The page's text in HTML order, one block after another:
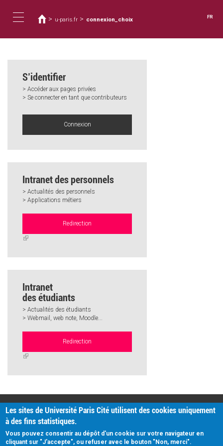
contenu
navigation
êtes
ici
> u-paris.fr > connexion_choix FR
S’identifier
> Accéder aux pages privées
> Se connecter en tant que contributeurs
Connexion
Intranet des personnels
> Actualités des personnels
> Applications métiers
Redirection
(link
Intranet
des étudiants
> Actualités des étudiants
> Webmail, web note, Moodle...
Redirection
(link
PRATIQUE
Plan d'accès
Intranet
Mentions légales
Données personnelles
Les sites de Université Paris Cité utilisent des cookies uniquement
à des fins statistiques.
Vous pouvez consentir au dépôt d'un cookie sur votre navigateur en
cliquant sur "J'accepte", ou refuser avec le bouton "Non, merci".